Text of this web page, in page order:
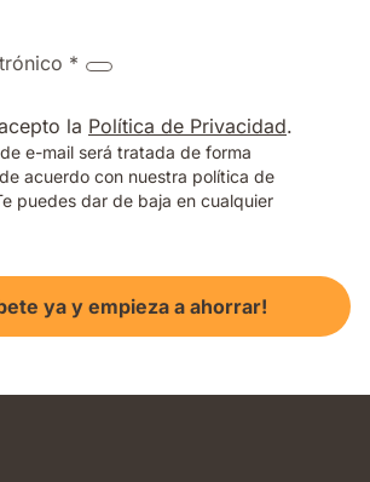
*
la Política de Privacidad.
e-mail será tratada de forma
acuerdo con nuestra política de
puedes dar de baja en cualquier
ya y empieza a ahorrar!